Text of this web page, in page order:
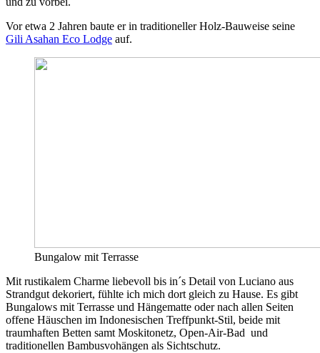
Vor etwa 2 Jahren baute er in traditioneller Holz-Bauweise seine
Gili Asahan Eco Lodge auf.
Bungalow mit Terrasse
Mit rustikalem Charme liebevoll bis in´s Detail von Luciano aus
Strandgut dekoriert, fühlte ich mich dort gleich zu Hause. Es gibt
Bungalows mit Terrasse und Hängematte oder nach allen Seiten
offene Häuschen im Indonesischen Treffpunkt-Stil, beide mit
traumhaften Betten samt Moskitonetz, Open-Air-Bad und
traditionellen Bambusvohängen als Sichtschutz.